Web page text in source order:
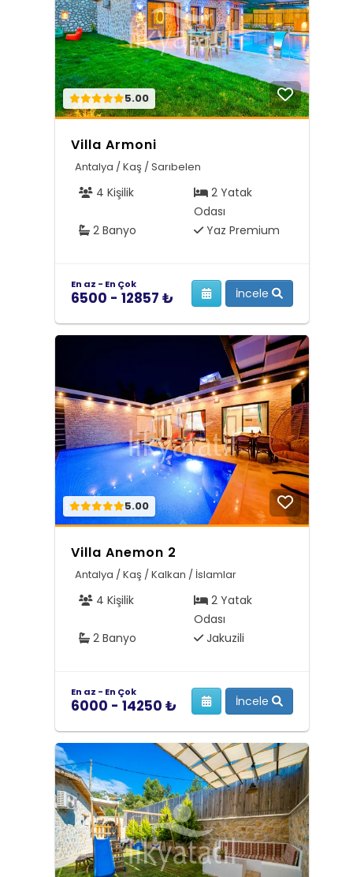
5.00
Villa Armoni
Antalya / Kaş / Sarıbelen
4 Kişilik
2 Yatak
Odası
2 Banyo
Yaz Premium
En az - En Çok
6500 - 12857 ₺ İncele
5.00
Villa Anemon 2
Antalya / Kaş / Kalkan / İslamlar
4 Kişilik
2 Yatak
Odası
2 Banyo
Jakuzili
En az - En Çok
6000 - 14250 ₺ İncele